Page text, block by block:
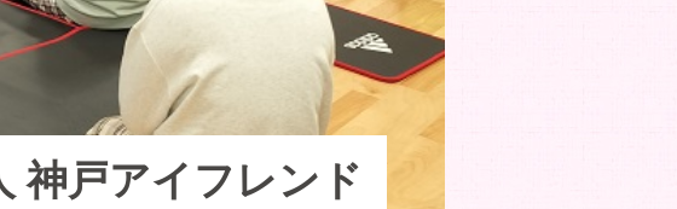
神戸アイフレンド